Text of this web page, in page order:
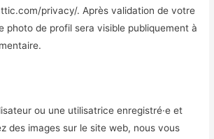
privacy/. Après validation de votre
photo de profil sera visible publiquement à
ou une utilisatrice enregistré·e et
des images sur le site web, nous vous